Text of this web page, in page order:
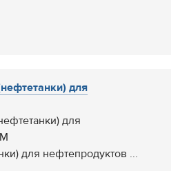
для
для
для нефтепродуктов ...